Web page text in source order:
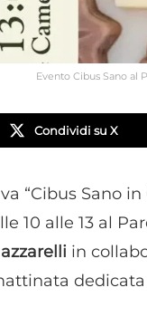
Evento Cibus Sano al
Condividi su X
“Cibus Sano in
10 alle 13 al
in
dedicata